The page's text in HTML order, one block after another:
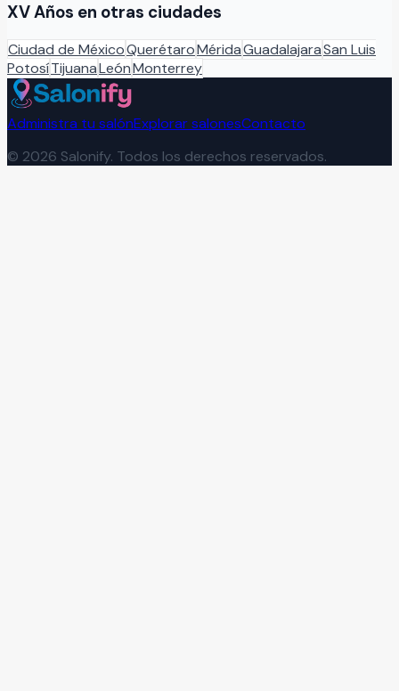
XV Años en otras ciudades
Ciudad de MéxicoQuerétaroMéridaGuadalajaraSan Luis
PotosíTijuanaLeónMonterrey
Administra tu salónExplorar salonesContacto
© 2026 Salonify. Todos los derechos reservados.